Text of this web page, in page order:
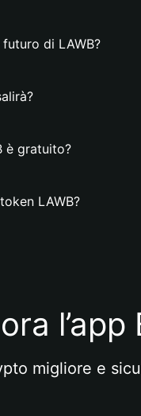
di LAWB?
è gratuito?
LAWB?
migliore e